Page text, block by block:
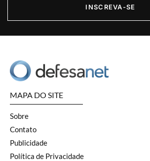
INSCREVA-SE
MAPA DO SITE
Sobre
Contato
Publicidade
Política de Privacidade